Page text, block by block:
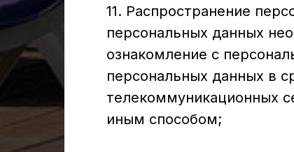
11. Распространение
персональных данных
ознакомление с
персональных данных в
телекоммуникационных
иным способом;